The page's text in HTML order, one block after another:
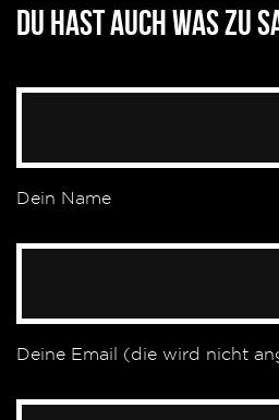
Du hast auch was zu
Dein Name
Deine Email (die wird nicht